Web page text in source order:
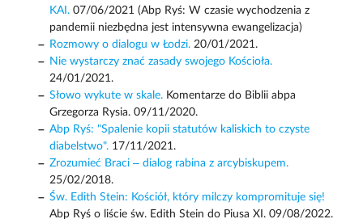
KAI.07/06/2021 (Abp Ryś: W czasie wychodzenia z
pandemii niezbędna jest intensywna ewangelizacja)
Rozmowy o dialogu w Łodzi.20/01/2021.
Nie wystarczy znać zasady swojego Kościoła.
24/01/2021.
Słowo wykute w skale.Komentarze do Biblii abpa
Grzegorza Rysia. 09/11/2020.
Abp Ryś: "Spalenie kopii statutów kaliskich to czyste
diabelstwo".17/11/2021.
Zrozumieć Braci – dialog rabina z arcybiskupem.
25/02/2018.
Św. Edith Stein: Kościół, który milczy kompromituje się!
Abp Ryś o liście św. Edith Stein do Piusa XI. 09/08/2022.